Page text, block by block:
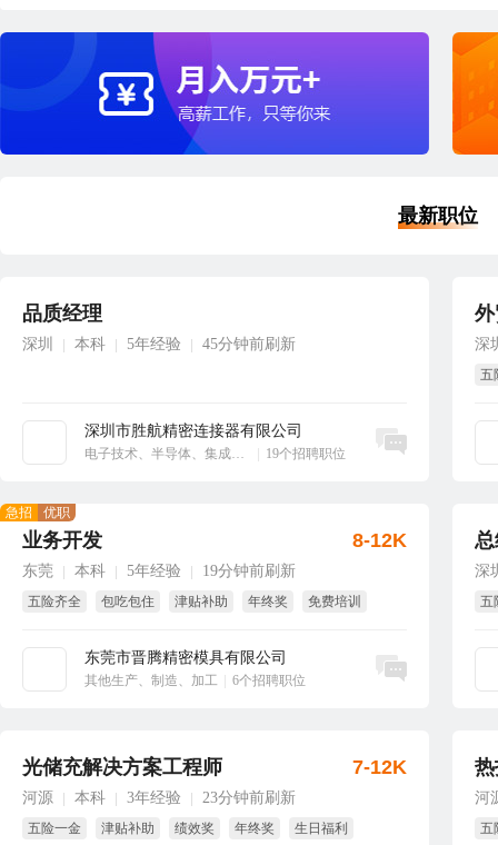
最新职位
品质经理
深圳 本科 5年经验 45分钟前刷新
深圳市胜航精密连接器有限公司
电子技术、半导体、集成电路 19个招聘职位
立即沟通
深
五
业务开发
东莞 本科 5年经验 19分钟前刷新
五险齐全 包吃包住 津贴补助 年终奖
免费培训
东莞市晋腾精密模具有限公司
其他生产、制造、加工 6个招聘职位
急招 优职
8-12K
立即沟通
深
五
光储充解决方案工程师
河源 本科 3年经验 23分钟前刷新
五险一金 津贴补助 绩效奖 年终奖
生日福利
7-12K
河
五